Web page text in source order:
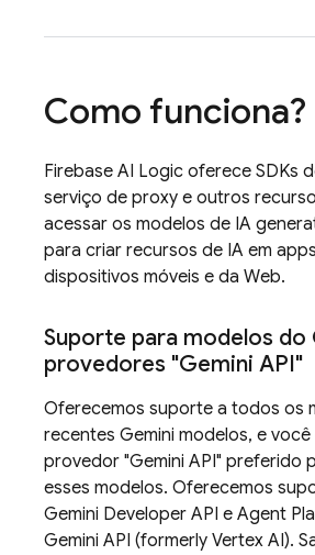
Como funciona?
Firebase AI Logic oferece SDKs
serviço de proxy e outros
acessar os modelos de IA
para criar recursos de IA em
dispositivos móveis e da Web.
Suporte para modelos do
provedores "Gemini API"
Oferecemos suporte a todos os
recentes Gemini modelos, e
provedor "Gemini API" preferido
esses modelos. Oferecemos
Gemini Developer API e Agent
Gemini API (formerly Vertex AI).